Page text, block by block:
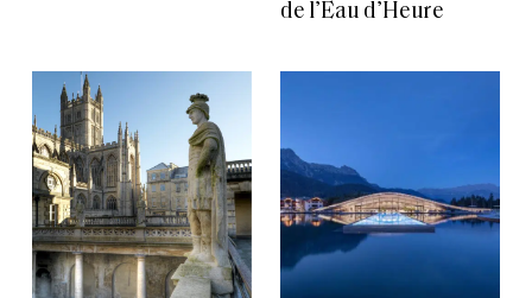
de l’Eau d’Heure